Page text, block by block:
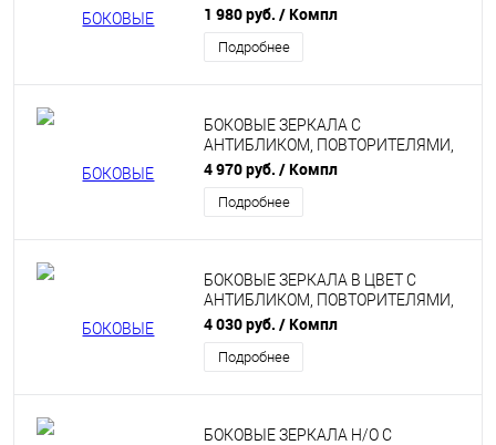
КАЛИНА 2, ГРАНТА, DATSUN
1 980 руб. / Компл
Подробнее
БОКОВЫЕ ЗЕРКАЛА С
АНТИБЛИКОМ, ПОВТОРИТЕЛЯМИ,
ЭЛЕКТРОПРИВОДОМ И ОБОГРЕВОМ
ДЛЯ ЛАДА КАЛИНА, КАЛИНА 2,
ГРАНТА, DATSUN
4 970 руб. / Компл
Подробнее
БОКОВЫЕ ЗЕРКАЛА В ЦВЕТ С
АНТИБЛИКОМ, ПОВТОРИТЕЛЯМИ,
ЭЛЕКТРОПРИВОДОМ И ОБОГРЕВОМ
ДЛЯ ЛАДА КАЛИНА, КАЛИНА 2,
ГРАНТА, DATSUN
4 030 руб. / Компл
Подробнее
БОКОВЫЕ ЗЕРКАЛА Н/О С